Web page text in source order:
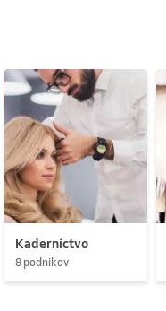
Kaderníctvo
8 podnikov